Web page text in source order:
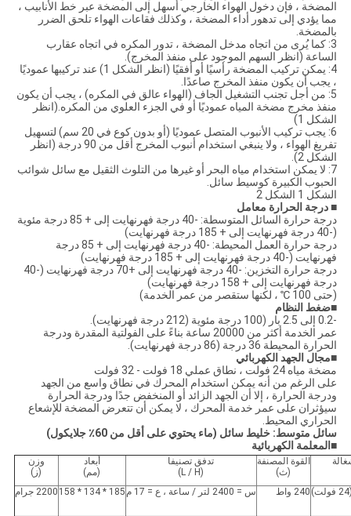
المضخة ، فإن دخول الهواء الخارجي أسهل إلى المضخة عبر خط الأنابيب ،
مما يؤدي إلى تدهور أداء المضخة ، وكذلك فقاعات الهواء تلحق الضرر
بالمضخة.
3: كما يُرى من اتجاه مدخل المضخة ، تدور المكره في اتجاه عقارب
الساعة (انظر السهم الموجود على منفذ المخرج).
4: يمكن تركيب المضخة رأسيًا أو أفقيًا (انظر الشكل 1) عند تركيبها عموديًا
، يجب أن يكون منفذ المخرج صاعدًا.
5: من أجل تجنب التشغيل الجاف (الهواء عالق في المكره) ، يجب أن يكون
منفذ مخرج مضخة المياه عموديًا أو في الجزء العلوي من المكره.(انظر
الشكل 1)
6: يجب تركيب الأنبوب المتصل عموديًا (أو بدون كوع في 20 سم) لتسهيل
تفريغ الهواء ، ولا ينبغي استخدام أنبوب المخرج أقل من 90 درجة (انظر
الشكل 2).
7: لا يمكن استخدام مياه البحر أو غيرها من التلوث الثقيل مع سائل شوائب
الحبوب الكبيرة كوسيط سائل.
الشكل 1 الشكل 2
■ درجة الحرارة معامل
درجة حرارة السائل المتوسطة: -40 درجة فهرنهايت إلى + 85 درجة مئوية
(-40 درجة فهرنهايت إلى + 185 درجة فهرنهايت)
درجة حرارة العمل المحيطة: -40 درجة فهرنهايت إلى + 85 درجة
فهرنهايت (-40 درجة فهرنهايت إلى + 185 درجة فهرنهايت)
درجة حرارة التخزين: -40 درجة فهرنهايت إلى +70 درجة فهرنهايت (-40
درجة فهرنهايت إلى + 158 درجة فهرنهايت)
(حتى 100 ℃ ، لكنها ستقصر من عمر الخدمة)
■ضغط النظام
-0.2 إلى 2.5 بار (100 درجة مئوية (212 درجة فهرنهايت).
عمر الخدمة أكثر من 20000 ساعة بناءً على الفولتية المقدرة ودرجة
الحرارة المحيطة 36 درجة (86 درجة فهرنهايت).
■مجال الجهد الكهربائي
مضخة مياه 24 فولت ، نطاق عملي 18 فولت - 32 فولت
على الرغم من أنه يمكن استخدام المحرك في نطاق واسع من الجهد
ودرجة الحرارة ، إلا أن الجهد الزائد أو المنخفض جدًا ودرجة الحرارة
سيؤثران على عمر خدمة المحرك ، لا يمكن أن تتعرض المضخة للإشعاع
الحراري المحيط.
سائل متوسط: خليط سائل (ماء يحتوي على أقل من 60٪ جلايكول)
■المعلمة الكهربائية
القوة المصنفة
(ث)
تدفق تصنيفا
(L / H)
أبعاد
(مم)
وزن
(ز)
240 واط
س = 2400 لتر / ساعة ، ع = 17 م 185 * 134 * 158 2200 جرام